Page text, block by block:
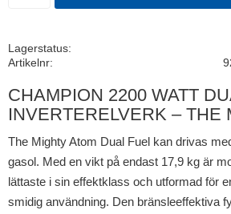
Lagerstatus
Artikelnr
CHAMPION 2200 WATT
INVERTERELVERK – THE
The Mighty Atom Dual Fuel kan drivas
gasol. Med en vikt på endast 17,9 kg är
lättaste i sin effektklass och utformad för
smidig användning. Den bränsleeffektiva